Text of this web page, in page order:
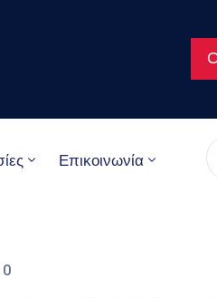
Επικοινωνία
0